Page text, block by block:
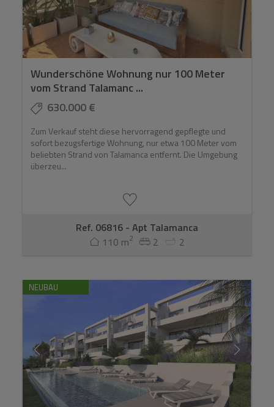
Wunderschöne Wohnung nur 100 Meter
vom Strand Talamanc ...
630.000 €
Zum Verkauf steht diese hervorragend gepflegte und
sofort bezugsfertige Wohnung, nur etwa 100 Meter vom
beliebten Strand von Talamanca entfernt. Die Umgebung
überzeu...
Ref. 06816 - Apt Talamanca
110 m2 2 2
NEUBAU